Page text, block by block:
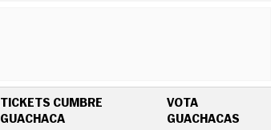
TICKETS CUMBRE
GUACHACAOPENS IN NEW WINDOW
VOTA
GUACHACAS